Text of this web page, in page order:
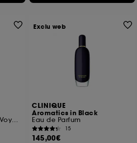
Eau de Parfum Format Voyage
CLINIQUE
Aromatics in Black
Eau de Parfum
15
145,00€
Exclu web